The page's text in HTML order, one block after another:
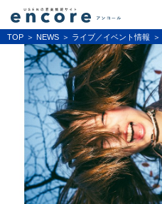
TOP NEWS ライブ／イベント情報